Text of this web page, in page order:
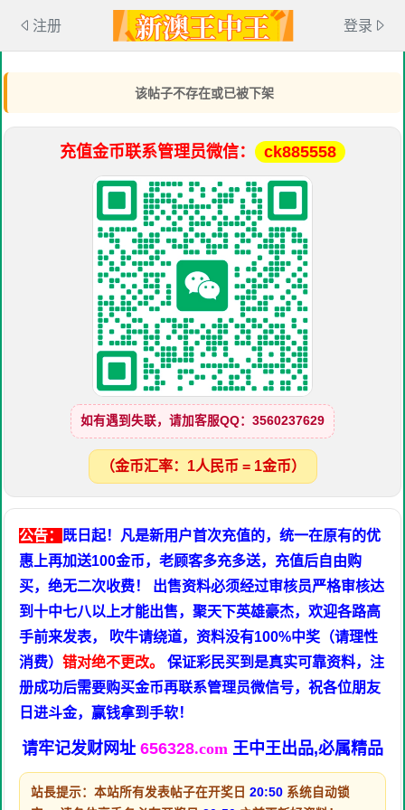
注册 登录
该帖子不存在或已被下架
充值金币联系管理员微信： ck885558
如有遇到失联，请加客服QQ：3560237629
（金币汇率：1人民币 = 1金币）
公告： 既日起！凡是新用户首次充值的，统一在原有的优
惠上再加送100金币，老顾客多充多送，充值后自由购
买，绝无二次收费！ 出售资料必须经过审核员严格审核达
到十中七八以上才能出售，聚天下英雄豪杰，欢迎各路高
手前来发表， 吹牛请绕道，资料没有100%中奖（请理性
消费） 错对绝不更改。
保证彩民买到是真实可靠资料，注
册成功后需要购买金币再联系管理员微信号，祝各位朋友
日进斗金，赢钱拿到手软！
请牢记发财网址 656328.com 王中王出品,必属精品
站長提示：本站所有发表帖子在开奖日 20:50 系统自动锁